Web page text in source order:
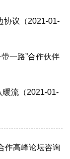
协议（2021-01-
一路”合作伙伴
暖流（2021-01-
作高峰论坛咨询